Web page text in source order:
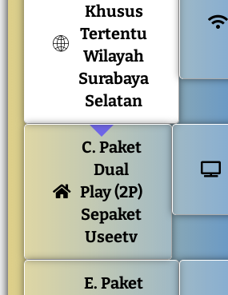
Khusus
Tertentu
Wilayah
Surabaya
Selatan
C. Paket
Dual
Play (2P)
Sepaket
Useetv
E. Paket